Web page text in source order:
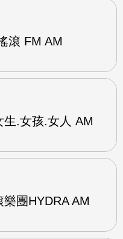
滾 FM AM
.女孩.女人 AM
團HYDRA AM